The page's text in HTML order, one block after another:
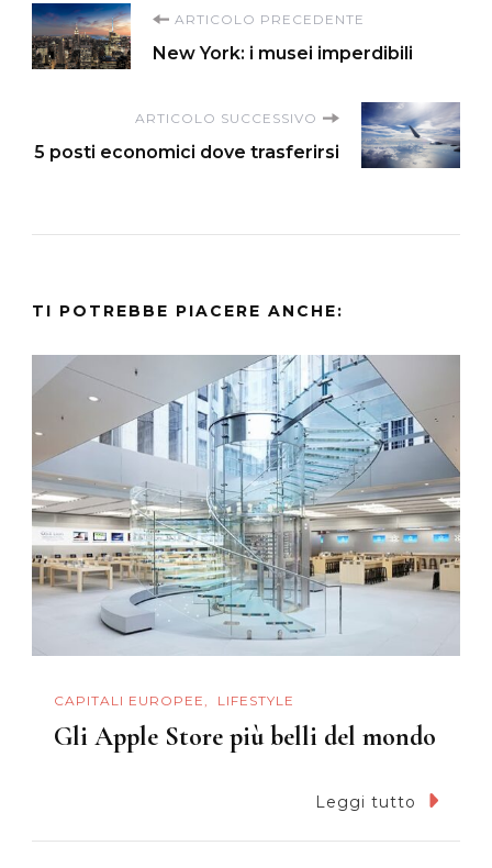
Navigazione
articoli
ARTICOLO PRECEDENTE
New York: i musei imperdibili
ARTICOLO SUCCESSIVO
5 posti economici dove trasferirsi
TI POTREBBE PIACERE ANCHE:
CAPITALI EUROPEE LIFESTYLE
Gli Apple Store più belli del mondo
Leggi tutto